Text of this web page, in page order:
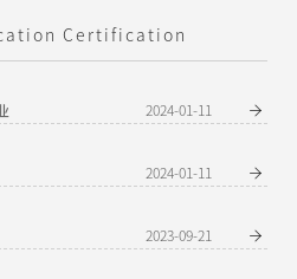
Certification
2024-01-11
2024-01-11
2023-09-21